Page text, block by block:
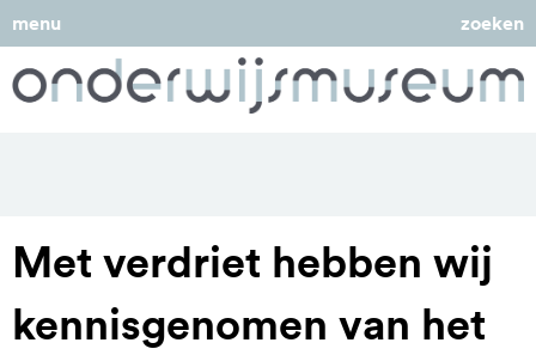
menu zoeken
Met verdriet hebben wij
kennisgenomen van het